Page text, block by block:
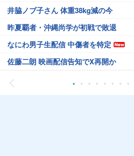
井脇ノブ子さん 体重38kg減の今
昨夏覇者・沖縄尚学が初戦で敗退
なにわ男子生配信 中傷者を特定
佐藤二朗 映画配信告知でX再開か